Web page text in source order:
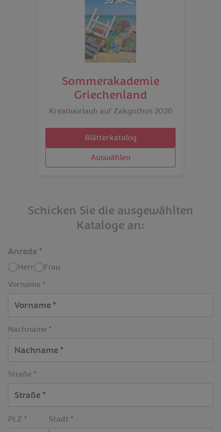
Sommerakademie
Griechenland
Kreativurlaub auf Zakynthos 2026
Blätterkatalog
Auswählen
Schicken Sie die ausgewählten
Kataloge an:
Anrede
Herr
Frau
Vorname *
Nachname *
Straße *
PLZ * Stadt *